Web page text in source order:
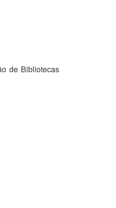
de Bibliotecas